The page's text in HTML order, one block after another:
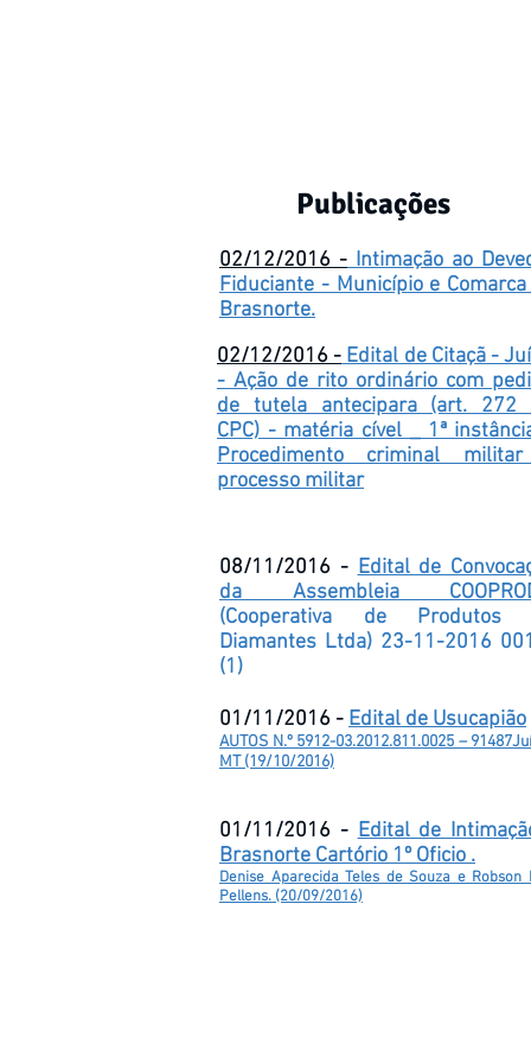
Publicações
02/12/2016 - Intimação ao
Fiduciante - Município e
Brasnorte.
02/12/2016 - Edital de Citaçã -
- Ação de rito ordinário com
de tutela antecipara (art. 272
CPC) - matéria cível _ 1ª
Procedimento criminal
processo militar
08/11/2016 - Edital de
da Assembleia
(Cooperativa de Produtos
Diamantes Ltda) 23-11-2016
(1)
01/11/2016 - Edital de Usucapião
AUTOS N.º 5912-03.2012.811.0025 –
MT (19/10/2016)
01/11/2016 - Edital de
Brasnorte Cartório 1º Oficio .
Denise Aparecida Teles de Souza e Robson
Pellens. (20/09/2016)